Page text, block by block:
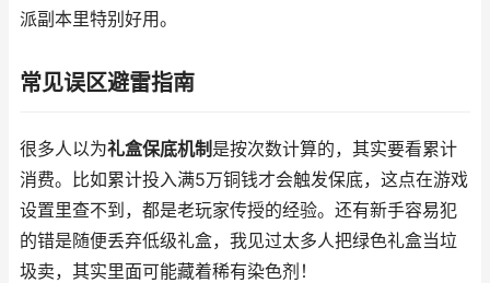
派副本里特别好用。
常见误区避雷指南
很多人以为礼盒保底机制 是按次数计算的，其实要看累计
消费。比如累计投入满5万铜钱才会触发保底，这点在游戏
设置里查不到，都是老玩家传授的经验。还有新手容易犯
的错是随便丢弃低级礼盒，我见过太多人把绿色礼盒当垃
圾卖，其实里面可能藏着稀有染色剂！